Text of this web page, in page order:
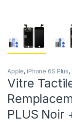
Apple, iPhone 6S Plus,
Vitre
PLUS Noir